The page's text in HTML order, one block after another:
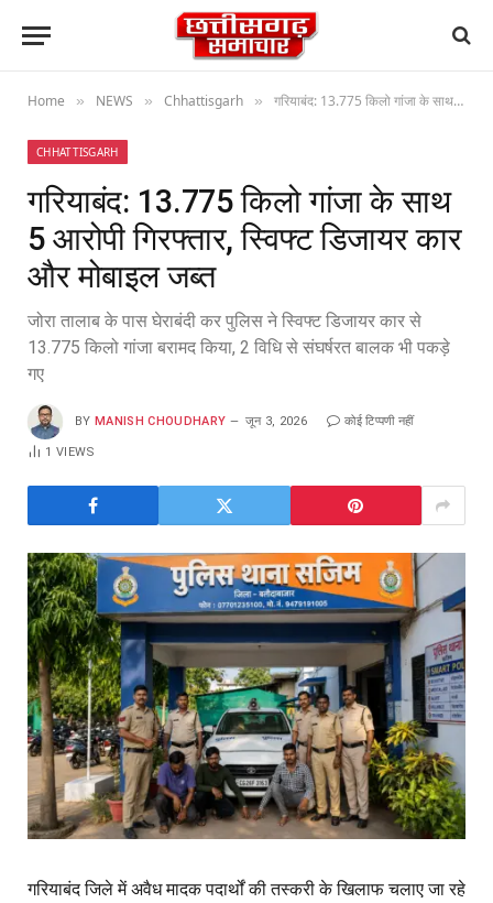
Home » NEWS » Chhattisgarh » गरियाबंद: 13.775 किलो गांजा के साथ 5 आरोपी गिरफ्तार, स्विफ्ट डिजायर कार और मोबाइल जब्त
CHHATTISGARH
गरियाबंद: 13.775 किलो गांजा के साथ
5 आरोपी गिरफ्तार, स्विफ्ट डिजायर कार
और मोबाइल जब्त
जोरा तालाब के पास घेराबंदी कर पुलिस ने स्विफ्ट डिजायर कार से
13.775 किलो गांजा बरामद किया, 2 विधि से संघर्षरत बालक भी पकड़े
गए
BY MANISH CHOUDHARY जून 3, 2026 कोई टिप्पणी नहीं
1VIEWS
गरियाबंद जिले में अवैध मादक पदार्थों की तस्करी के खिलाफ चलाए जा रहे